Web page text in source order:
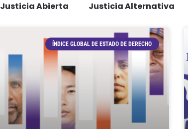
Justicia Abierta Justicia Alternativa
ÍNDICE GLOBAL DE ESTADO DE DERECHO